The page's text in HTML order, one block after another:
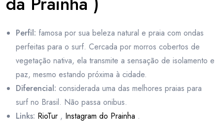
Perfil: famosa por sua beleza natural e praia com ondas
perfeitas para o surf. Cercada por morros cobertos de
vegetação nativa, ela transmite a sensação de isolamento e
paz, mesmo estando próxima à cidade.
Diferencial: considerada uma das melhores praias para
surf no Brasil. Não passa onibus.
Links: RioTur , Instagram do Prainha .